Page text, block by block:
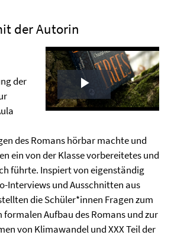
der Autorin
Play
der
des Romans hörbar machte und
ein von der Klasse vorbereitetes und
führte. Inspiert von eigenständig
Interviews und Ausschnitten aus
die Schüler*innen Fragen zum
formalen Aufbau des Romans und zur
von Klimawandel und XXX Teil der